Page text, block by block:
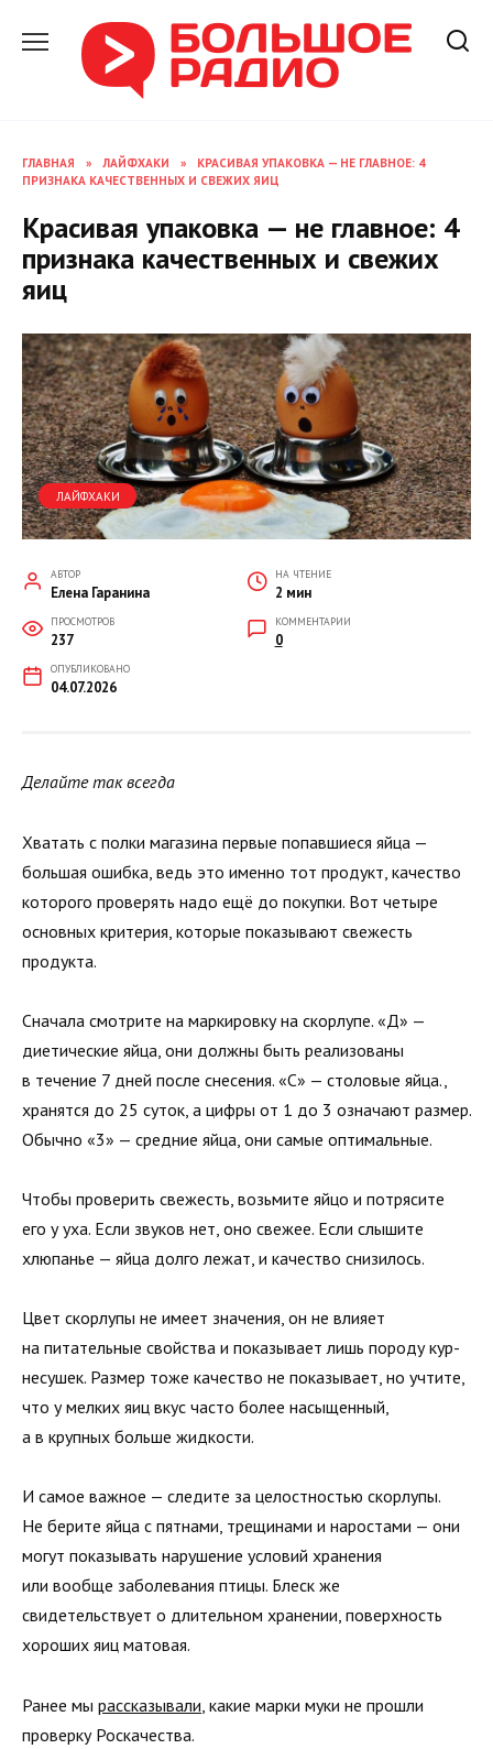
содержанию
ГЛАВНАЯ » ЛАЙФХАКИ »
КРАСИВАЯ УПАКОВКА — НЕ ГЛАВНОЕ: 4
ПРИЗНАКА КАЧЕСТВЕННЫХ И СВЕЖИХ ЯИЦ
Красивая упаковка — не главное: 4
признака качественных и свежих
яиц
ЛАЙФХАКИ
АВТОР
Елена Гаранина
НА ЧТЕНИЕ
2 мин
ПРОСМОТРОВ
237
КОММЕНТАРИИ
0
ОПУБЛИКОВАНО
04.07.2026
Делайте так всегда
Хватать с полки магазина первые попавшиеся яйца —
большая ошибка, ведь это именно тот продукт, качество
которого проверять надо ещё до покупки. Вот четыре
основных критерия, которые показывают свежесть
продукта.
Сначала смотрите на маркировку на скорлупе. «Д» —
диетические яйца, они должны быть реализованы
в течение 7 дней после снесения. «С» — столовые яйца.,
хранятся до 25 суток, а цифры от 1 до 3 означают размер.
Обычно «3» — средние яйца, они самые оптимальные.
Чтобы проверить свежесть, возьмите яйцо и потрясите
его у уха. Если звуков нет, оно свежее. Если слышите
хлюпанье — яйца долго лежат, и качество снизилось.
Цвет скорлупы не имеет значения, он не влияет
на питательные свойства и показывает лишь породу кур-
несушек. Размер тоже качество не показывает, но учтите,
что у мелких яиц вкус часто более насыщенный,
а в крупных больше жидкости.
И самое важное — следите за целостностью скорлупы.
Не берите яйца с пятнами, трещинами и наростами — они
могут показывать нарушение условий хранения
или вообще заболевания птицы. Блеск же
свидетельствует о длительном хранении, поверхность
хороших яиц матовая.
Ранее мы рассказывали , какие марки муки не прошли
проверку Роскачества.